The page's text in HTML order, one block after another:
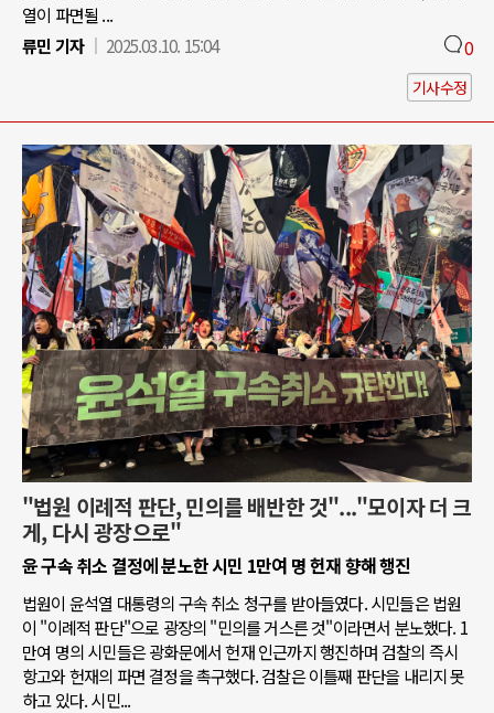
열이 파면될 ...
류민 기자
2025.03.10. 15:04 0
기사수정
"법원 이례적 판단, 민의를 배반한 것"..."모이자 더 크
게, 다시 광장으로"
윤 구속 취소 결정에 분노한 시민 1만여 명 헌재 향해 행진
법원이 윤석열 대통령의 구속 취소 청구를 받아들였다. 시민들은 법원
이 "이례적 판단"으로 광장의 "민의를 거스른 것"이라면서 분노했다. 1
만여 명의 시민들은 광화문에서 헌재 인근까지 행진하며 검찰의 즉시
항고와 헌재의 파면 결정을 촉구했다. 검찰은 이틀째 판단을 내리지 못
하고 있다. 시민...